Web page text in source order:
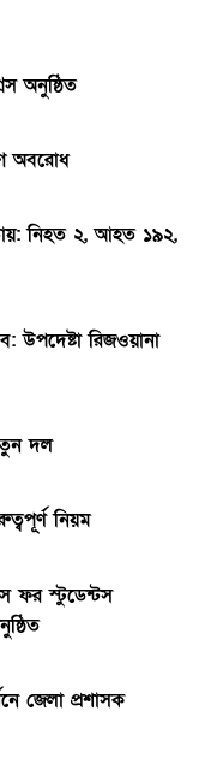
অনুষ্ঠিত
অবরোধ
নিহত ২, আহত ১৯২,
রিজওয়ানা
দল
নিয়ম
ফর স্টুডেন্টস
জেলা প্রশাসক